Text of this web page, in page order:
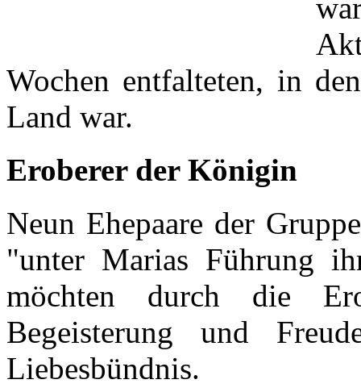
Wochen entfalteten, in
Land war.
Eroberer der Königin
Neun Ehepaare der
"unter Marias Führung
möchten durch die
Begeisterung und
Liebesbündnis.